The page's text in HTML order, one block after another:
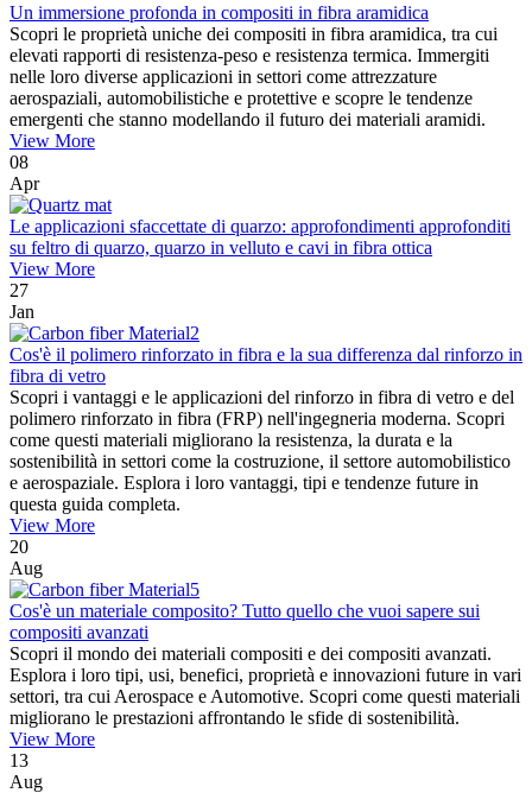
Un immersione profonda in compositi in fibra aramidica
Scopri le proprietà uniche dei compositi in fibra aramidica, tra cui
elevati rapporti di resistenza-peso e resistenza termica. Immergiti
nelle loro diverse applicazioni in settori come attrezzature
aerospaziali, automobilistiche e protettive e scopre le tendenze
emergenti che stanno modellando il futuro dei materiali aramidi.
View More
08
Apr
Le applicazioni sfaccettate di quarzo: approfondimenti approfonditi
su feltro di quarzo, quarzo in velluto e cavi in ​​fibra ottica
View More
27
Jan
Cos'è il polimero rinforzato in fibra e la sua differenza dal rinforzo in
fibra di vetro
Scopri i vantaggi e le applicazioni del rinforzo in fibra di vetro e del
polimero rinforzato in fibra (FRP) nell'ingegneria moderna. Scopri
come questi materiali migliorano la resistenza, la durata e la
sostenibilità in settori come la costruzione, il settore automobilistico
e aerospaziale. Esplora i loro vantaggi, tipi e tendenze future in
questa guida completa.
View More
20
Aug
Cos'è un materiale composito? Tutto quello che vuoi sapere sui
compositi avanzati
Scopri il mondo dei materiali compositi e dei compositi avanzati.
Esplora i loro tipi, usi, benefici, proprietà e innovazioni future in vari
settori, tra cui Aerospace e Automotive. Scopri come questi materiali
migliorano le prestazioni affrontando le sfide di sostenibilità.
View More
13
Aug